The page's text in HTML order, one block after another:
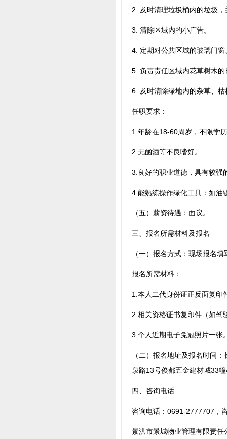
2. 及时清理垃圾桶内的垃圾
3. 清除区域内的小广告。
4. 定期对公共区域的玻璃门
5. 负责责任区域内花草树木
6. 及时清除绿地内的杂草、
任职要求：
1.年龄在18-60周岁，不限学
2.无酗酒等不良嗜好。
3.良好的职业道德，具有较强
4.能熟练操作绿化工具：如油
（五）薪资待遇：面议。
三、报名所需材料及报名
（一）报名方式：现场报名
报名所需材料：
1.本人二代身份证正反面复印
2.相关资格证书复印件（如驾
3.个人近期电子免冠照片一张
（二）报名地址及报名时间
泉路13号俊都五金建材城33
四、咨询电话
咨询电话：0691-2777707
景洪市景城物业管理有限责任